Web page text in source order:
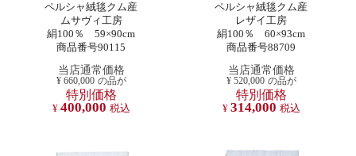
ペルシャ絨毯クム産
ムサヴィ工房
絹100％ 59×90cm
商品番号90115
当店通常価格
¥ 660,000 の品が
特別価格
¥ 400,000 税込
ペルシャ絨毯クム産
レザイ工房
絹100％ 60×93cm
商品番号88709
当店通常価格
¥ 520,000 の品が
特別価格
¥ 314,000 税込